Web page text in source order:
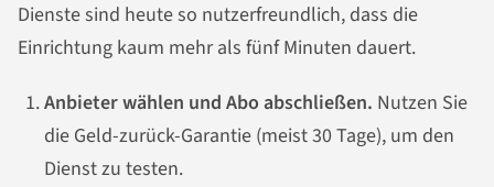
Dienste sind heute so nutzerfreundlich, dass die
Einrichtung kaum mehr als fünf Minuten dauert.
Anbieter wählen und Abo abschließen. Nutzen Sie
die Geld-zurück-Garantie (meist 30 Tage), um den
Dienst zu testen.